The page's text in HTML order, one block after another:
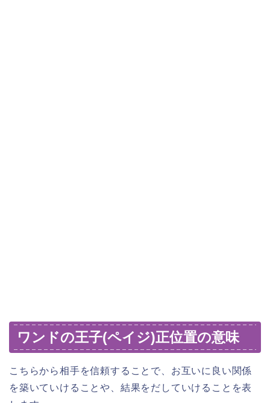
ワンドの王子(ペイジ)正位置の意味
こちらから相手を信頼することで、お互いに良い関係
を築いていけることや、結果をだしていけることを表